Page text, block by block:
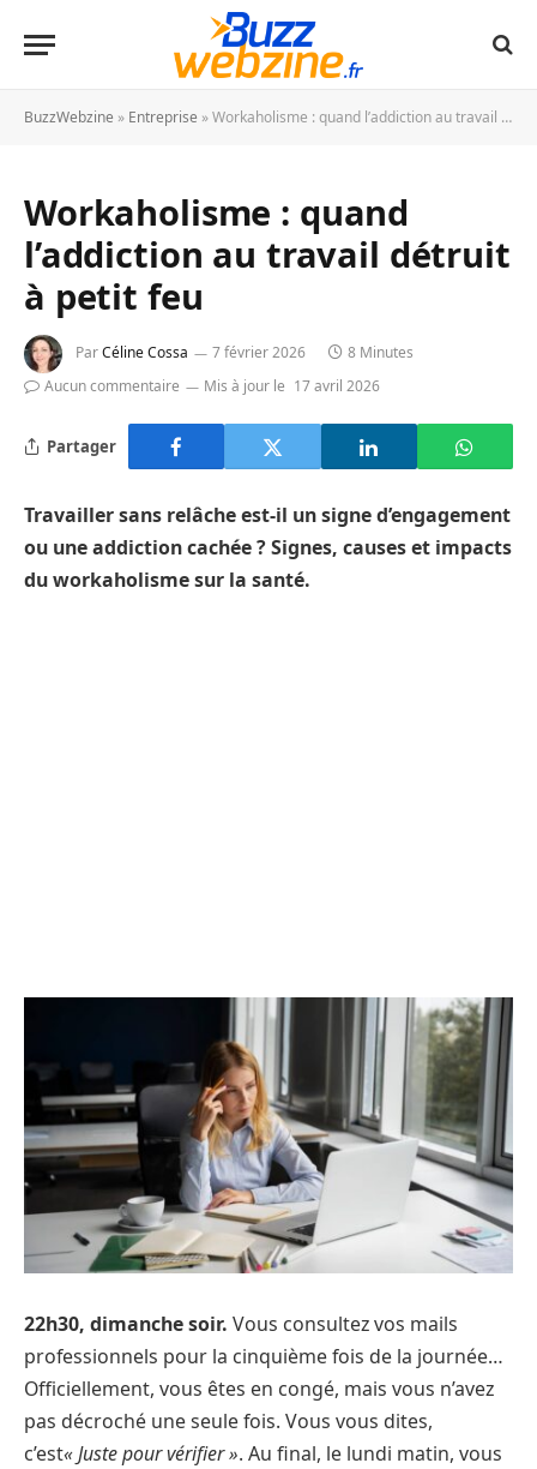
BuzzWebzine » Entreprise »Workaholisme : quand l’addiction au travail détruit à petit feu
Workaholisme : quand
l’addiction au travail détruit
à petit feu
ParCéline Cossa 7 février 2026
8 Minutes
Aucun commentaire
Mis à jour le 17 avril 2026
Partager
Travailler sans relâche est-il un signe d’engagement
ou une addiction cachée ? Signes, causes et impacts
du workaholisme sur la santé.
22h30, dimanche soir. Vous consultez vos mails
professionnels pour la cinquième fois de la journée…
Officiellement, vous êtes en congé, mais vous n’avez
pas décroché une seule fois. Vous vous dites,
c’est« Juste pour vérifier ». Au final, le lundi matin, vous